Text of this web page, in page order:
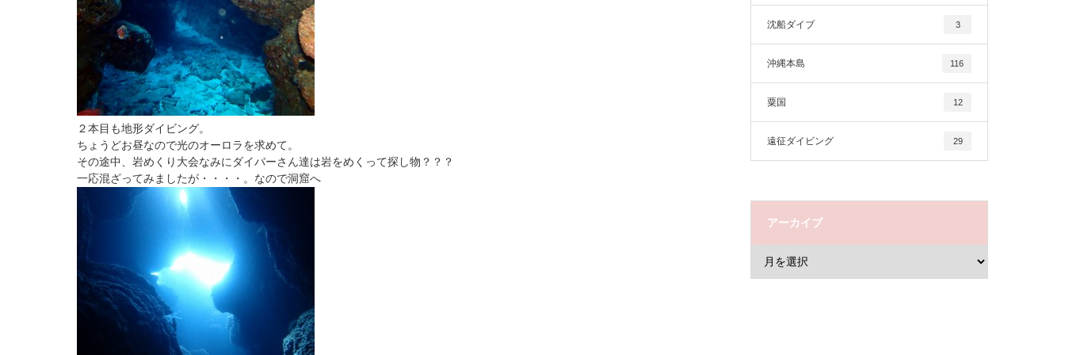
２本目も地形ダイビング。
ちょうどお昼なので光のオーロラを求めて。
その途中、岩めくり大会なみにダイバーさん達は岩をめくって探し物？？？
一応混ざってみましたが・・・・。なので洞窟へ
沈船ダイブ 3
沖縄本島 116
粟国 12
遠征ダイビング 29
アーカイブ